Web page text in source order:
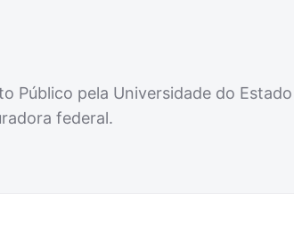
Público pela Universidade do
federal.